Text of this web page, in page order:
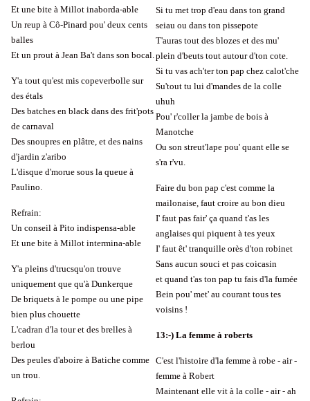
Et une bite à Millot inaborda-able
Un reup à Cô-Pinard pou' deux cents
balles
Et un prout à Jean Ba't dans son bocal.
Y'a tout qu'est mis copeverbolle sur
des étals
Des batches en black dans des frit'pots
de carnaval
Des snoupres en plâtre, et des nains
d'jardin z'aribo
L'disque d'morue sous la queue à
Paulino.
Refrain:
Un conseil à Pito indispensa-able
Et une bite à Millot intermina-able
Y'a pleins d'trucsqu'on trouve
uniquement que qu'à Dunkerque
De briquets à le pompe ou une pipe
bien plus chouette
L'cadran d'la tour et des brelles à
berlou
Des peules d'aboire à Batiche comme
un trou.
Si tu met trop d'eau dans ton grand
seiau ou dans ton pissepote
T'auras tout des blozes et des mu'
plein d'beuts tout autour d'ton cote.
Si tu vas ach'ter ton pap chez calot'che
Su'tout tu lui d'mandes de la colle
uhuh
Pou' r'coller la jambe de bois à
Manotche
Ou son streut'lape pou' quant elle se
s'ra r'vu.
Faire du bon pap c'est comme la
mailonaise, faut croire au bon dieu
I' faut pas fair' ça quand t'as les
anglaises qui piquent à tes yeux
I' faut êt' tranquille orès d'ton robinet
Sans aucun souci et pas coicasin
et quand t'as ton pap tu fais d'la fumée
Bein pou' met' au courant tous tes
voisins !
13:-) La femme à roberts
C'est l'histoire d'la femme à robe - air -
femme à Robert
Maintenant elle vit à la colle - air - ah